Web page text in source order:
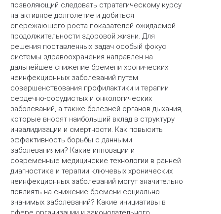
позволяющий следовать стратегическому курсу
на активное долголетие и добиться
опережающего роста показателей ожидаемой
продолжительности здоровой жизни. Для
решения поставленных задач особый фокус
системы здравоохранения направлен на
дальнейшее снижение бремени хронических
неинфекционных заболеваний путем
совершенствования профилактики и терапии
сердечно-сосудистых и онкологических
заболеваний, а также болезней органов дыхания,
которые вносят наибольший вклад в структуру
инвалидизации и смертности. Как повысить
эффективность борьбы с данными
заболеваниями? Какие инновации и
современные медицинские технологии в ранней
диагностике и терапии ключевых хронических
неинфекционных заболеваний могут значительно
повлиять на снижение бремени социально
значимых заболеваний? Какие инициативы в